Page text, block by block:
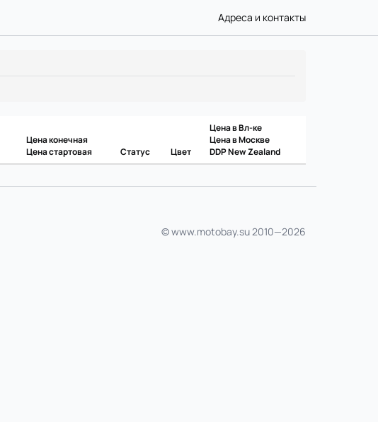
Адреса и контакты
Цена конечная
Цена стартовая
Статус Цвет
Цена в Вл-ке
Цена в Москве
DDP New Zealand
© www.motobay.su 2010—2026